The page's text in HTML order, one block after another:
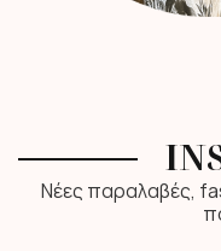
Νέες παραλαβές,